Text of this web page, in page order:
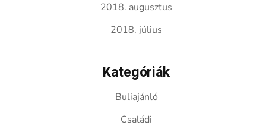
2018. augusztus
2018. július
Kategóriák
Buliajánló
Családi